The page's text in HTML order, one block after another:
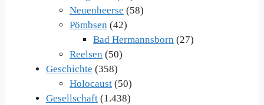
Neuenheerse (58)
Pömbsen (42)
Bad Hermannsborn (27)
Reelsen (50)
Geschichte (358)
Holocaust (50)
Gesellschaft (1.438)